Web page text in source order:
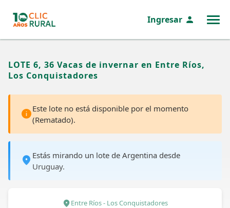
Ingresar
LOTE 6, 36 Vacas de invernar en Entre Ríos,
Los Conquistadores
Este lote no está disponible por el momento
(Rematado).
Estás mirando un lote de Argentina desde
Uruguay.
Entre Ríos - Los Conquistadores